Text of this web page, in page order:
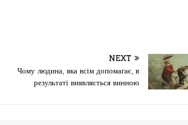
NEXT
Чому людина, яка всім допомагає, в
результаті виявляється винною